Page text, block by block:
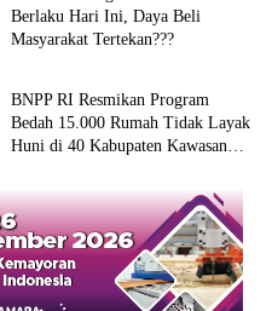
Berlaku Hari Ini, Daya Beli
Masyarakat Tertekan???
Berita
BNPP RI Resmikan Program
Bedah 15.000 Rumah Tidak Layak
Huni di 40 Kabupaten Kawasan